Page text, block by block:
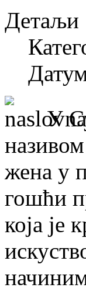
Детаљи
У
жена у
гошћи
која је